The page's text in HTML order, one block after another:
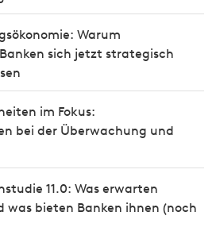
Warum
sich jetzt strategisch
im Fokus:
bei der Überwachung und
11.0: Was erwarten
was bieten Banken ihnen (noch